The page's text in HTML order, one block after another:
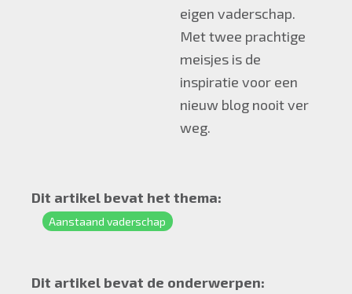
eigen vaderschap.
Met twee prachtige
meisjes is de
inspiratie voor een
nieuw blog nooit ver
weg.
Dit artikel bevat het thema:
Aanstaand vaderschap
Dit artikel bevat de onderwerpen: